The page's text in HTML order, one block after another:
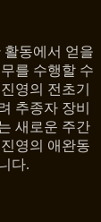
활동에서 얻을
를 수행할 수
영의 전초기
추종자 장비
새로운 주간
영의 애완동
다.